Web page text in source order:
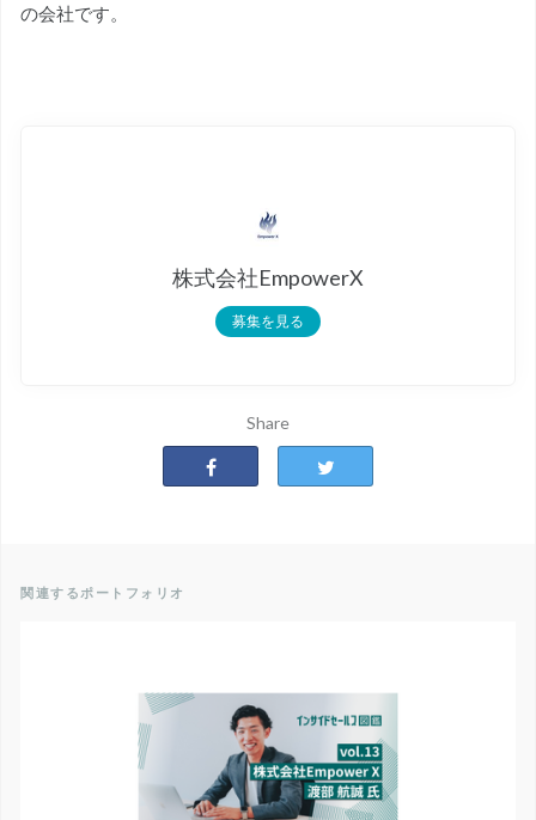
の会社です。
株式会社EmpowerX
募集を見る
Share
関連するポートフォリオ